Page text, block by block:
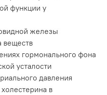
функции у
железы
веществ
гормонального фона
усталости
давления
в